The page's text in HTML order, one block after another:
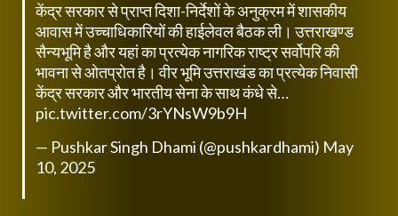
केंद्र सरकार से प्राप्त दिशा-निर्देशों के अनुक्रम में शासकीय
आवास में उच्चाधिकारियों की हाईलेवल बैठक ली। उत्तराखण्ड
सैन्यभूमि है और यहां का प्रत्येक नागरिक राष्ट्र सर्वोपरि की
भावना से ओतप्रोत है। वीर भूमि उत्तराखंड का प्रत्येक निवासी
केंद्र सरकार और भारतीय सेना के साथ कंधे से…
pic.twitter.com/3rYNsW9b9H
— Pushkar Singh Dhami (@pushkardhami) May
10, 2025